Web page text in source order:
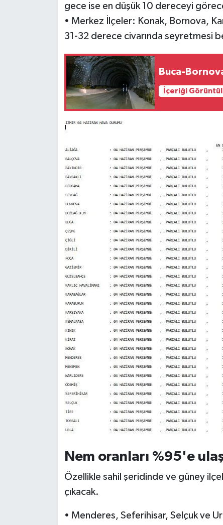
gece ise en düşük 10 dereceyi
• Merkez İlçeler: Konak, Bornova,
31-32 derece civarında seyretmesi
Buca-
İçeriği
Nem oranları %95'e
Özellikle sahil şeridinde ve güney
çıkacak.
• Menderes, Seferihisar, Selçuk ve